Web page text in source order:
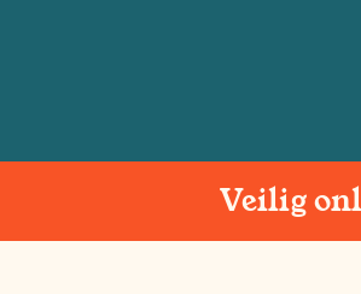
Veilig